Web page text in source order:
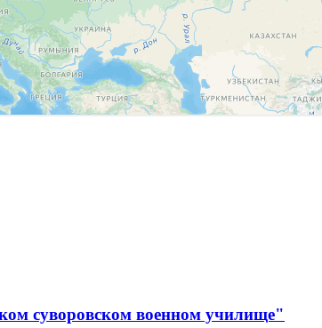
суворовском военном училище"